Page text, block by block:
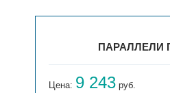
ПАРАЛЛЕЛИ Г
Цена: 9 243 руб.